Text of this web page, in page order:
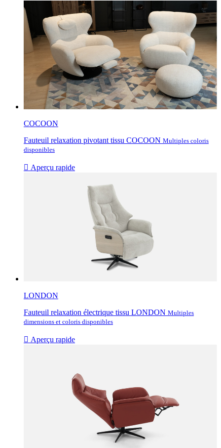
COCOON
Fauteuil relaxation pivotant tissu COCOON Multiples coloris
disponibles
 Aperçu rapide
LONDON
Fauteuil relaxation électrique tissu LONDON Multiples
dimensions et coloris disponibles
 Aperçu rapide